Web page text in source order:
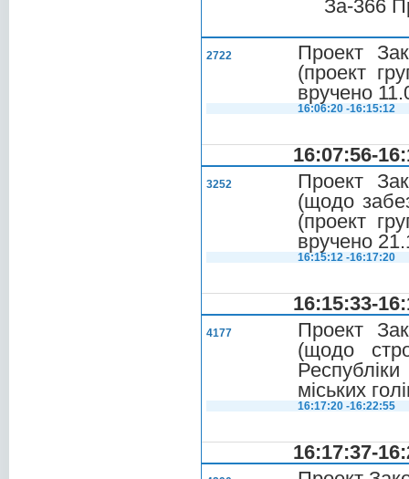
За-366
2722
Проект
(проект
вручено
16:06:20 -16:15:12
16:07:56-
3252
Проект
(щодо
(проект
вручено
16:15:12 -16:17:20
16:15:33-
4177
Проект
(щодо
міських
16:17:20 -16:22:55
16:17:37-